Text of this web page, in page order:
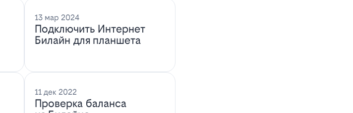
13 мар 2024
Подключить Интернет
Билайн для планшета
11 дек 2022
Проверка баланса